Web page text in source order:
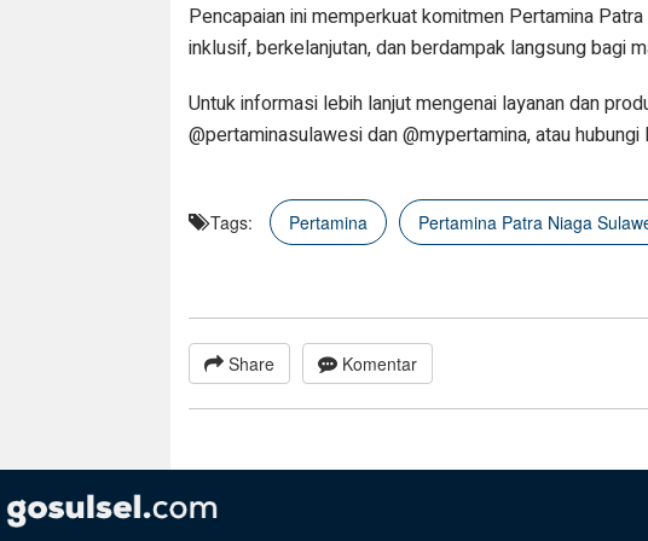
Pencapaian ini memperkuat komitmen Pertamina
inklusif, berkelanjutan, dan berdampak langsung bagi
Untuk informasi lebih lanjut mengenai layanan dan
@pertaminasulawesi dan @mypertamina, atau
Tags: Pertamina Pertamina Patra Niaga
Komentar
Share